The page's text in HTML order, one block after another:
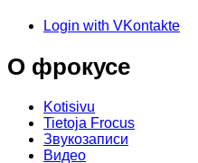
Login with VKontakte
О фрокусе
Kotisivu
Tietoja Frocus
Звукозаписи
Видео